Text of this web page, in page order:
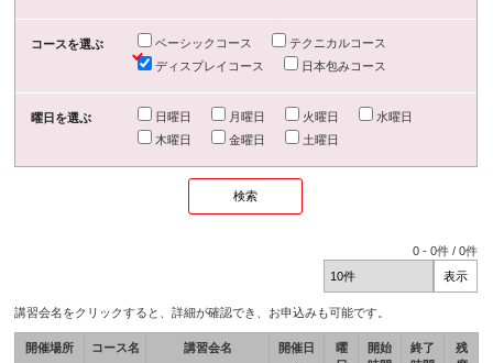
コースを選ぶ ベーシックコース
テクニカルコース
ディスプレイコース
日本包みコース
曜日を選ぶ 日曜日 月曜日 火曜日
水曜日
木曜日
金曜日 土曜日
0 -0件 /0件
講習会名をクリックすると、詳細が確認でき、お申込みも可能です。
開催場所 コース名 講習会名
開催日
曜
開始
終了
残